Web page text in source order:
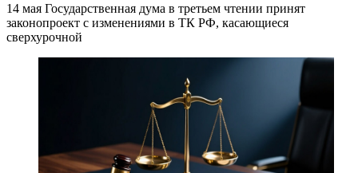
14 мая Государственная дума в третьем чтении принят
законопроект с изменениями в ТК РФ, касающиеся
сверхурочной